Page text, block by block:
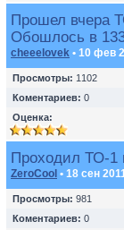
Прошел вчера
Обошлось в
cheeelovek • 10 фев
Просмотры: 1102
Коментариев: 0
Оценка:
Проходил ТО-1
ZeroCool • 18 сен
Просмотры: 981
Коментариев: 0